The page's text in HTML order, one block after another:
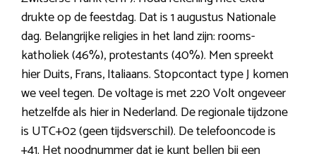
drukte op de feestdag. Dat is 1 augustus Nationale
dag. Belangrijke religies in het land zijn: rooms-
katholiek (46%), protestants (40%). Men spreekt
hier Duits, Frans, Italiaans. Stopcontact type J komen
we veel tegen. De voltage is met 220 Volt ongeveer
hetzelfde als hier in Nederland. De regionale tijdzone
is UTC+02 (geen tijdsverschil). De telefooncode is